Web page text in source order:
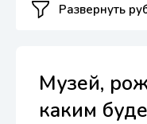
Развернуть
Музей,
каким